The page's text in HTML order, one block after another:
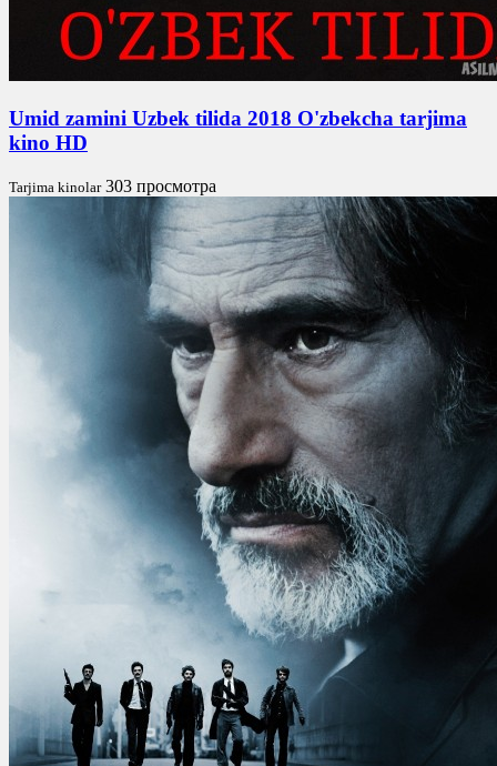
Umid zamini Uzbek tilida 2018 O'zbekcha tarjima
kino HD
Tarjima kinolar 303 просмотра